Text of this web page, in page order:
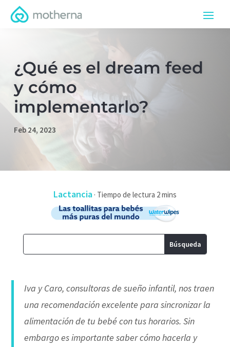
¿Qué es el dream feed
y cómo
implementarlo?
Feb 24, 2023
Lactancia·
Iva y Caro, consultoras de sueño infantil, nos traen
una recomendación excelente para sincronizar la
alimentación de tu bebé con tus horarios. Sin
embargo es importante saber cómo hacerla y